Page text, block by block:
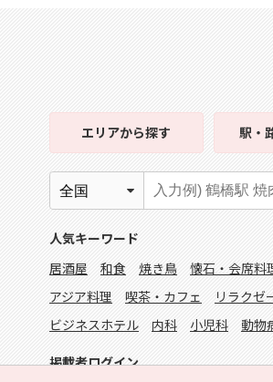
エリアから探す 駅・
人気キーワード
居酒屋
和食 焼き鳥 懐石・会席料
アジア料理
喫茶・カフェ リラクゼ
ビジネスホテル
内科 小児科 動物
掲載者ログイン